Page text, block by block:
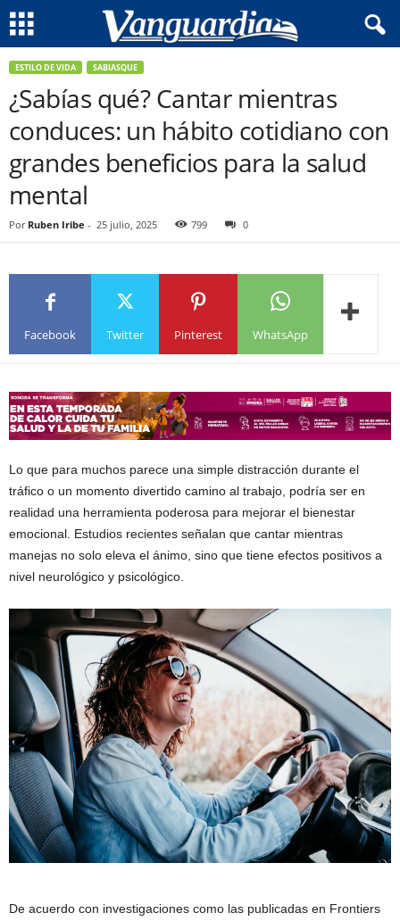
ESTILO DE VIDA SABIASQUE
¿Sabías qué? Cantar mientras
conduces: un hábito cotidiano con
grandes beneficios para la salud
mental
Por Ruben Iribe - 25 julio, 2025 799 0
Facebook Twitter Pinterest WhatsApp
Lo que para muchos parece una simple distracción durante el
tráfico o un momento divertido camino al trabajo, podría ser en
realidad una herramienta poderosa para mejorar el bienestar
emocional. Estudios recientes señalan que cantar mientras
manejas no solo eleva el ánimo, sino que tiene efectos positivos a
nivel neurológico y psicológico.
De acuerdo con investigaciones como las publicadas en Frontiers